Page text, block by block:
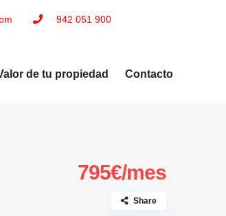
942 051 900
de tu propiedad Contacto
795€/mes
Share